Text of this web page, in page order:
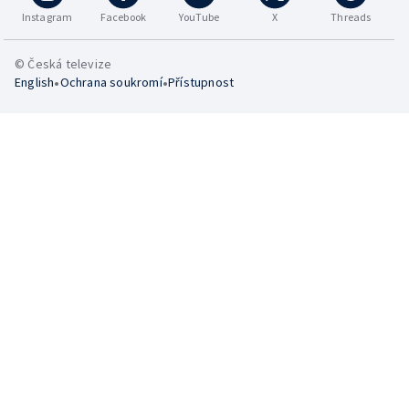
Instagram Facebook YouTube X Threads
© Česká televize
English•Ochrana soukromí•Přístupnost